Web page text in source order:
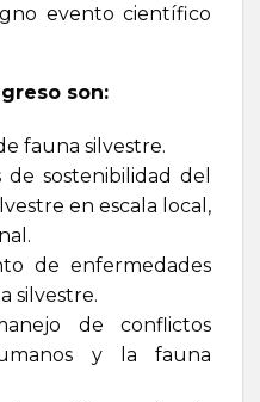
evento científico
son:
fauna silvestre.
sostenibilidad del
en escala local,
de enfermedades
silvestre.
de conflictos
y la fauna